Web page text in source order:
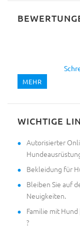
MEHR
WICHTIGE
Autorisierter
Bekleidung für
Bleiben Sie auf
Neuigkeiten.
Familie mit
?